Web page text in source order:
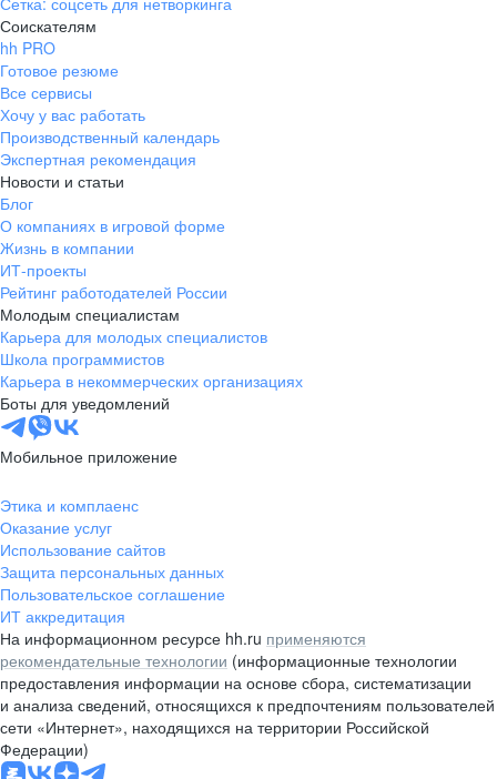
Соискателям
hh PRO
Готовое резюме
Все сервисы
Хочу у вас работать
Производственный календарь
Экспертная рекомендация
Новости и статьи
Блог
О компаниях в игровой форме
Жизнь в компании
ИТ-проекты
Рейтинг работодателей России
Молодым специалистам
Карьера для молодых специалистов
Школа программистов
Карьера в некоммерческих организациях
Боты для уведомлений
Мобильное приложение
Этика и комплаенс
Оказание услуг
Использование сайтов
Защита персональных данных
Пользовательское соглашение
ИТ аккредитация
На информационном ресурсе hh.ru применяются
рекомендательные технологии (информационные технологии
предоставления информации на основе сбора, систематизации
и анализа сведений, относящихся к предпочтениям пользователей
сети «Интернет», находящихся на территории Российской
Федерации)